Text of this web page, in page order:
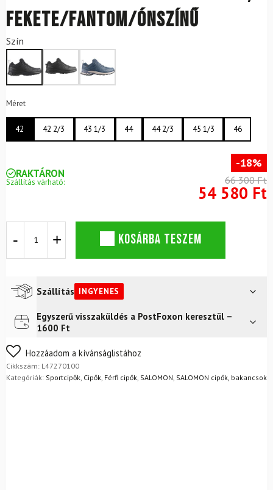
fekete/fantom/ónszínű
Szín
Méret
42 42 2/3 43 1/3 44 44 2/3 45 1/3 46
RAKTÁRON
Szállítás várható:
-18%
66 300 Ft
54 580 Ft
XA
GTX
fekete/fantom/
ónszínű
KOSÁRBA TESZEM
Szállítás INGYENES
Futár a címreIngyenes
FoxPost
Egyszerű visszaküldés a PostFoxon keresztül –
1600 Ft
Nem biztos a választásában? Semmi gond – a terméket
egyszerűen visszaküldheti 14 napon belül, indoklás nélkül.
Mik a visszaküldés feltételei?
Hozzáadom a kívánságlistához
Cikkszám: L47270100
Kategóriák: Sportcipők Cipők Férfi cipők SALOMON SALOMON cipők, bakancsok